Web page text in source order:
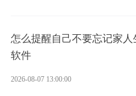
怎么提醒自己不要忘记家
软件
2026-08-07 13:00:00